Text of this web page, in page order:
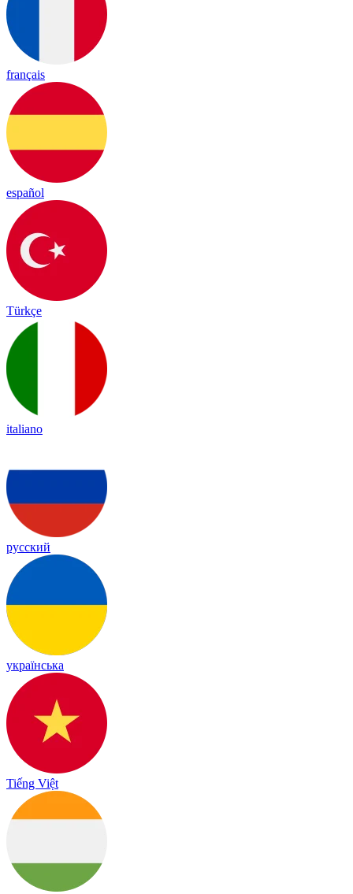
français
español
Türkçe
italiano
русский
українська
Tiếng Việt